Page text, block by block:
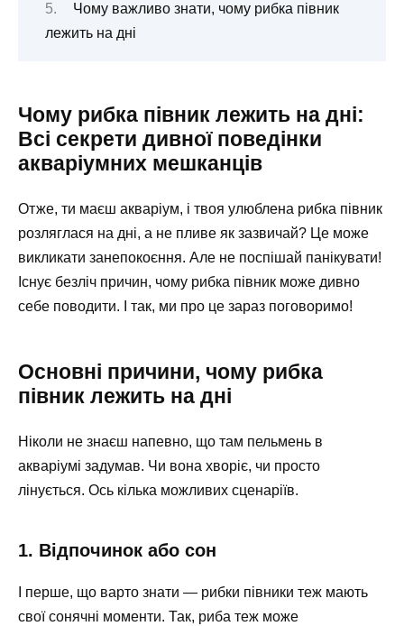
Чому важливо знати, чому рибка півник
лежить на дні
Чому рибка півник лежить на дні:
Всі секрети дивної поведінки
акваріумних мешканців
Отже, ти маєш акваріум, і твоя улюблена рибка півник
розляглася на дні, а не пливе як зазвичай? Це може
викликати занепокоєння. Але не поспішай панікувати!
Існує безліч причин, чому рибка півник може дивно
себе поводити. І так, ми про це зараз поговоримо!
Основні причини, чому рибка
півник лежить на дні
Ніколи не знаєш напевно, що там пельмень в
акваріумі задумав. Чи вона хворіє, чи просто
лінується. Ось кілька можливих сценаріїв.
1. Відпочинок або сон
І перше, що варто знати — рибки півники теж мають
свої сонячні моменти. Так, риба теж може